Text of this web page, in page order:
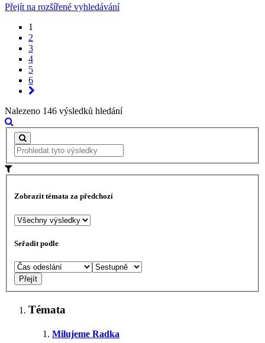
Přejít na rozšířené vyhledávání
1
2
3
4
5
6
Nalezeno 146 výsledků hledání
Zobrazit témata za předchozí
Seřadit podle
Témata
Milujeme Radka